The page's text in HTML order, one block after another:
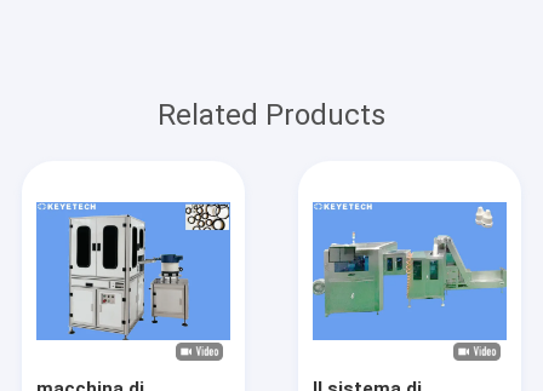
Related Products